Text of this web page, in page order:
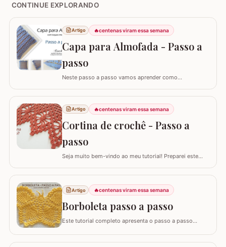
CONTINUE EXPLORANDO
Artigo 🔥centenas viram essa semana
Capa para Almofada - Passo a
passo
Neste passo a passo vamos aprender como
intercalados. Fiz a capa para almofada de 40 x 40 e
seguindo o passo a passo você consegue adaptar para
o tamanho desejado. Utilizei o fio Barroco Maxcolor da
Círculo S/A. Um fio extremamente macio por ser 100%…
Artigo 🔥centenas viram essa semana
Cortina de crochê - Passo a
passo
Seja muito bem-vindo ao meu tutorial! Preparei este
uma peça versátil e encantadora. Hoje, vamos aprender
todos os passos para criar uma linda CORTINA DE
CROCHÊ, um modelo clássico que também pode ser
adaptado como bandô ou até mesmo como um…
Artigo 🔥centenas viram essa semana
Borboleta passo a passo
Este tutorial completo apresenta o passo a passo